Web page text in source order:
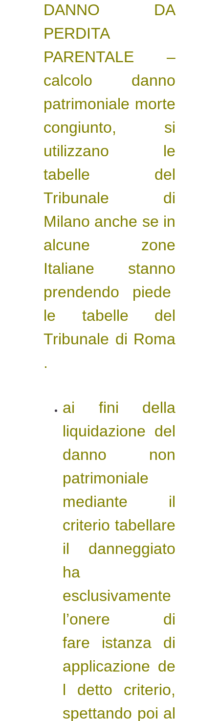
DANNO DA
PERDITA
PARENTALE –
calcolo danno
patrimoniale morte
congiunto, si
utilizzano le
tabelle del
Tribunale di
Milano anche se in
alcune zone
Italiane stanno
prendendo piede
le tabelle del
Tribunale di Roma
.
ai fini della
liquidazione del
danno non
patrimoniale
mediante il
criterio tabellare
il danneggiato
ha
esclusivamente
l’onere di
fare istanza di
applicazione de
l detto criterio,
spettando poi al